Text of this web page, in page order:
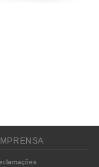
IMPRENSA